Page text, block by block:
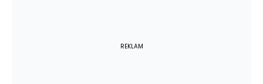
REKLAM